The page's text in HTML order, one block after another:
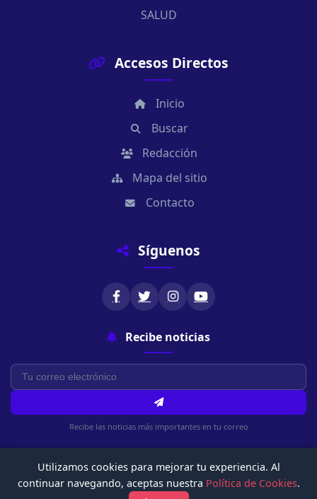
SALUD
Accesos Directos
Inicio
Buscar
Redacción
Mapa del sitio
Contacto
Síguenos
Recibe noticias
Recibe las noticias más importantes en tu correo
Utilizamos cookies para mejorar tu experiencia. Al
continuar navegando, aceptas nuestra Política de Cookies.